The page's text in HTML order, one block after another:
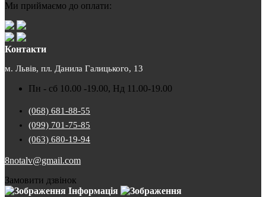
Ми приймаємо до оплати:
Контакти
м. Львів, пл. Данила Галицького, 13
Пн - сб 10.00 -19.00, Нд 11.00-19.00
(068) 681-88-55
(099) 701-75-85
(063) 680-19-94
8notalv@gmail.com
Замовити дзвінок
Інформація